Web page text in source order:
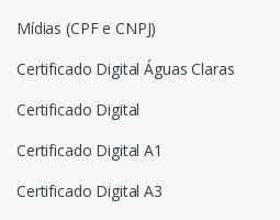
Mídias (CPF e CNPJ)
Certificado Digital Águas Claras
Certificado Digital
Certificado Digital A1
Certificado Digital A3